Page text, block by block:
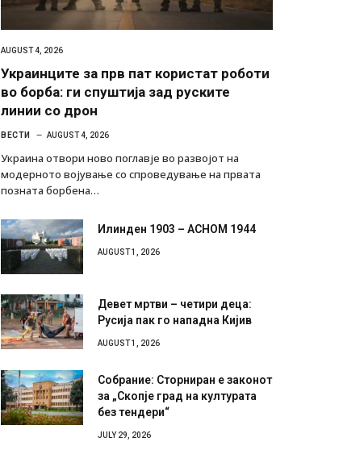
AUGUST 4, 2026
Украинците за прв пат користат роботи
во борба: ги спуштија зад руските
линии со дрон
ВЕСТИ AUGUST 4, 2026
Украина отвори ново поглавје во развојот на
модерното војување со спроведување на првата
позната борбена…
Илинден 1903 – АСНОМ 1944
AUGUST 1, 2026
Девет мртви – четири деца:
Русија пак го нападна Кијив
AUGUST 1, 2026
Собрание: Сторниран е законот
за „Скопје град на културата
без тендери“
JULY 29, 2026